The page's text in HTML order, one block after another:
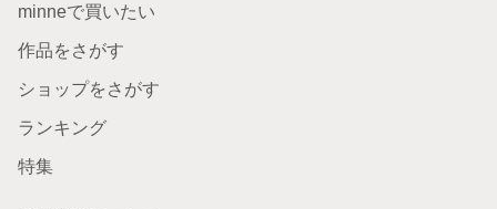
minneで買いたい
作品をさがす
ショップをさがす
ランキング
特集